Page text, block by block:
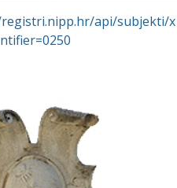
api/subjekti/x